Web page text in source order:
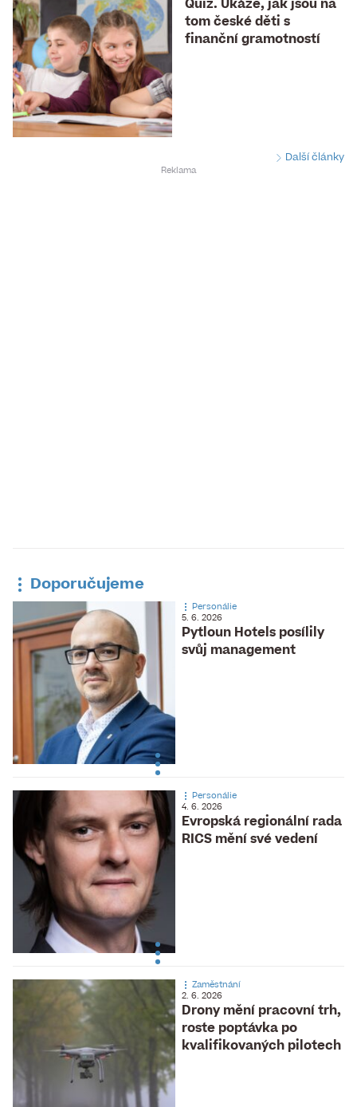
Quiz. Ukáže, jak jsou na
tom české děti s
finanční gramotností
Další články
Doporučujeme
Pytloun Hotels posílily
svůj management
Personálie
5. 6. 2026
Evropská regionální rada
RICS mění své vedení
Personálie
4. 6. 2026
Drony mění pracovní trh,
roste poptávka po
kvalifikovaných pilotech
Zaměstnání
2. 6. 2026